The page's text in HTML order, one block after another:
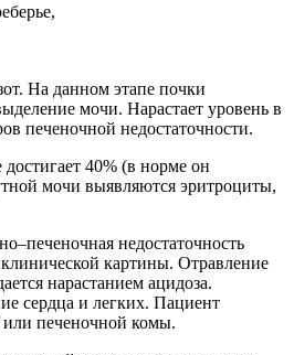
На данном этапе почки
мочи. Нарастает уровень в
печеночной недостаточности.
40% (в норме он
мочи выявляются эритроциты,
недостаточность
картины. Отравление
нарастанием ацидоза.
сердца и легких. Пациент
или печеночной комы.